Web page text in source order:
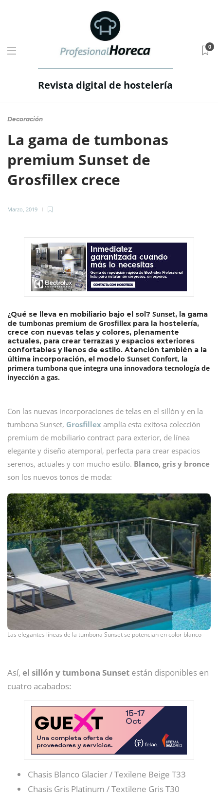
Revista digital de hostelería
0
Decoración
La gama de tumbonas
premium Sunset de
Grosfillex crece
Marzo, 2019
¿Qué se lleva en mobiliario bajo el sol? Sunset, la gama
de tumbonas premium de Grosfillex para la hostelería,
crece con nuevas telas y colores, plenamente
actuales, para crear terrazas y espacios exteriores
confortables y llenos de estilo. Atención también a la
última incorporación, el modelo Sunset Confort, la
primera tumbona que integra una innovadora tecnología de
inyección a gas.
Con las nuevas incorporaciones de telas en el sillón y en la
tumbona Sunset, Grosfillex amplía esta exitosa colección
premium de mobiliario contract para exterior, de línea
elegante y diseño atemporal, perfecta para crear espacios
serenos, actuales y con mucho estilo. Blanco, gris y bronce
son los nuevos tonos de moda:
Las elegantes líneas de la tumbona Sunset se potencian en color blanco
Así, el sillón y tumbona Sunset están disponibles en
cuatro acabados:
Chasis Blanco Glacier / Texilene Beige T33
Chasis Gris Platinum / Textilene Gris T30